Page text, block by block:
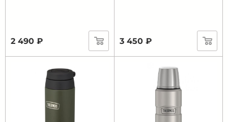
2 490 ₽ 3 450 ₽